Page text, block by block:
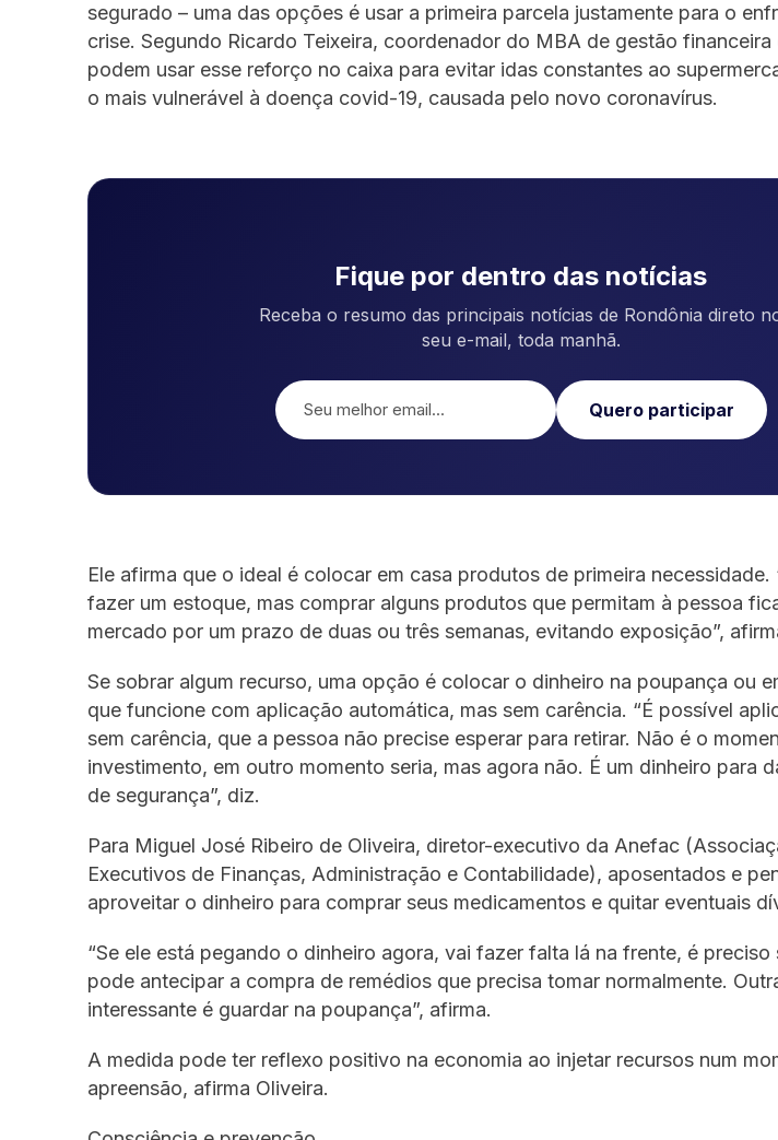
segurado – uma das opções é usar a primeira parcela justamente para o
crise. Segundo Ricardo Teixeira, coordenador do MBA de gestão financeira
podem usar esse reforço no caixa para evitar idas constantes ao
o mais vulnerável à doença covid-19, causada pelo novo coronavírus.
Fique por dentro das notícias
Receba o resumo das principais notícias de Rondônia direto
seu e-mail, toda manhã.
Quero participar
Ele afirma que o ideal é colocar em casa produtos de primeira necessidade.
fazer um estoque, mas comprar alguns produtos que permitam à pessoa
mercado por um prazo de duas ou três semanas, evitando exposição”,
Se sobrar algum recurso, uma opção é colocar o dinheiro na poupança ou
que funcione com aplicação automática, mas sem carência. “É possível
sem carência, que a pessoa não precise esperar para retirar. Não é o
investimento, em outro momento seria, mas agora não. É um dinheiro para
de segurança”, diz.
Para Miguel José Ribeiro de Oliveira, diretor-executivo da Anefac
Executivos de Finanças, Administração e Contabilidade), aposentados e
aproveitar o dinheiro para comprar seus medicamentos e quitar eventuais
“Se ele está pegando o dinheiro agora, vai fazer falta lá na frente, é preciso
pode antecipar a compra de remédios que precisa tomar normalmente.
interessante é guardar na poupança”, afirma.
A medida pode ter reflexo positivo na economia ao injetar recursos num
apreensão, afirma Oliveira.